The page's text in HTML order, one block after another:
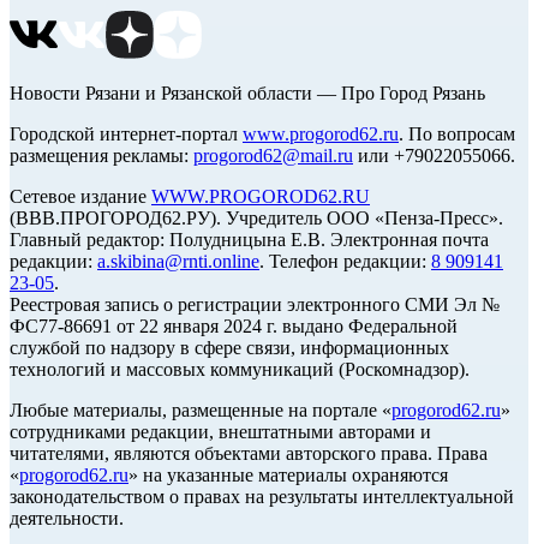
Новости Рязани и Рязанской области — Про Город Рязань
Городской интернет-портал www.progorod62.ru. По вопросам
размещения рекламы: progorod62@mail.ru или +79022055066.
Сетевое издание WWW.PROGOROD62.RU
(ВВВ.ПРОГОРОД62.РУ). Учредитель ООО «Пенза-Пресс».
Главный редактор: Полудницына Е.В. Электронная почта
редакции: a.skibina@rnti.online. Телефон редакции: 8 909141
23-05.
Реестровая запись о регистрации электронного СМИ Эл №
ФС77-86691 от 22 января 2024 г. выдано Федеральной
службой по надзору в сфере связи, информационных
технологий и массовых коммуникаций (Роскомнадзор).
Любые материалы, размещенные на портале «progorod62.ru»
сотрудниками редакции, внештатными авторами и
читателями, являются объектами авторского права. Права
«progorod62.ru» на указанные материалы охраняются
законодательством о правах на результаты интеллектуальной
деятельности.